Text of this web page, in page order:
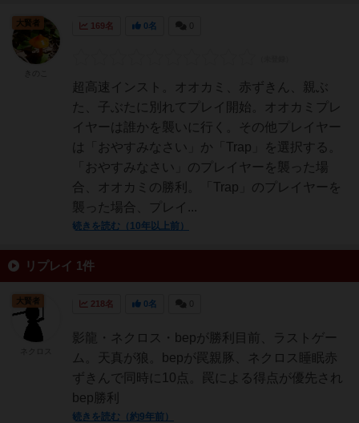
169名 0名
超高速インスト。オオカミ、赤ずきん、親ぶ
た、子ぶたに別れてプレイ開始。オオカミプレ
イヤーは誰かを襲いに行く。その他プレイヤー
は「おやすみなさい」か「Trap」を選択する。
「おやすみなさい」のプレイヤーを襲った場
合、オオカミの勝利。「Trap」のプレイヤーを
襲った場合、プレイ...
続きを読む（10年以上前）
大賢者
リプレイ 1件
218名 0名
影龍・ネクロス・bepが勝利目前、ラストゲー
ム。天真が狼。bepが罠親豚、ネクロス睡眠赤
ずきんで同時に10点。罠による得点が優先され
bep勝利
続きを読む（約9年前）
大賢者